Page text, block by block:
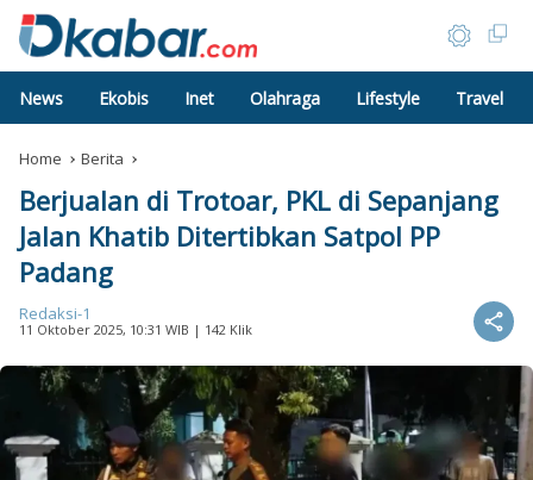
News Ekobis Inet Olahraga Lifestyle Travel
Home Berita
Berjualan di Trotoar, PKL di Sepanjang
Jalan Khatib Ditertibkan Satpol PP
Padang
Redaksi-1
11 Oktober 2025, 10:31 WIB | 142 Klik